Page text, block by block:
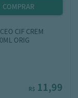
CIF CREM
ORIG
R$ 11,99